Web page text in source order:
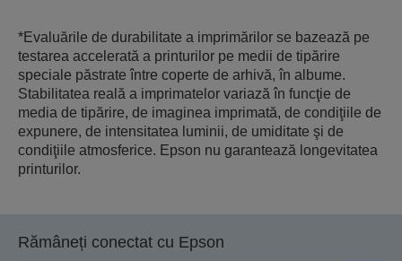
*Evaluările de durabilitate a imprimărilor se bazează pe
testarea accelerată a printurilor pe medii de tipărire
speciale păstrate între coperte de arhivă, în albume.
Stabilitatea reală a imprimatelor variază în funcţie de
media de tipărire, de imaginea imprimată, de condiţiile de
expunere, de intensitatea luminii, de umiditate şi de
condiţiile atmosferice. Epson nu garantează longevitatea
printurilor.
Rămâneți conectat cu Epson